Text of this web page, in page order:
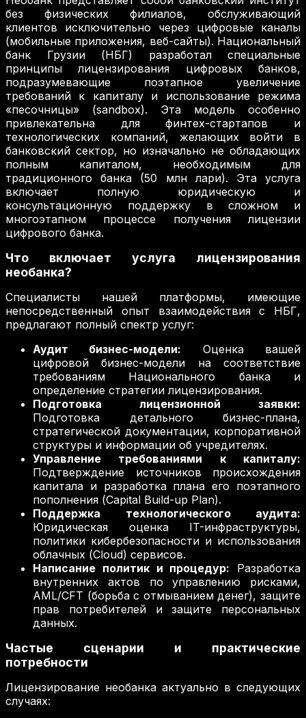
без физических филиалов, обслуживающий
клиентов исключительно через цифровые каналы
(мобильные приложения, веб-сайты). Национальный
банк Грузии (НБГ) разработал специальные
принципы лицензирования цифровых банков,
подразумевающие поэтапное увеличение
требований к капиталу и использование режима
«песочницы» (sandbox). Эта модель особенно
привлекательна для финтех-стартапов и
технологических компаний, желающих войти в
банковский сектор, но изначально не обладающих
полным капиталом, необходимым для
традиционного банка (50 млн лари). Эта услуга
включает полную юридическую и
консультационную поддержку в сложном и
многоэтапном процессе получения лицензии
цифрового банка.
Что включает услуга лицензирования
необанка?
Специалисты нашей платформы, имеющие
непосредственный опыт взаимодействия с НБГ,
предлагают полный спектр услуг:
Аудит бизнес-модели: Оценка вашей
цифровой бизнес-модели на соответствие
требованиям Национального банка и
определение стратегии лицензирования.
Подготовка лицензионной заявки:
Подготовка детального бизнес-плана,
стратегической документации, корпоративной
структуры и информации об учредителях.
Управление требованиями к капиталу:
Подтверждение источников происхождения
капитала и разработка плана его поэтапного
пополнения (Capital Build-up Plan).
Поддержка технологического аудита:
Юридическая оценка IT-инфраструктуры,
политики кибербезопасности и использования
облачных (Cloud) сервисов.
Написание политик и процедур: Разработка
внутренних актов по управлению рисками,
AML/CFT (борьба с отмыванием денег), защите
прав потребителей и защите персональных
данных.
Частые сценарии и практические
потребности
Лицензирование необанка актуально в следующих
случаях: